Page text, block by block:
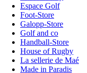
Espace Golf
Foot-Store
Galopp-Store
Golf and co
Handball-Store
House of Rugby
La sellerie de Maé
Made in Paradis